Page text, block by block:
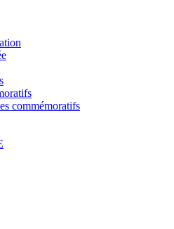
commémoratifs